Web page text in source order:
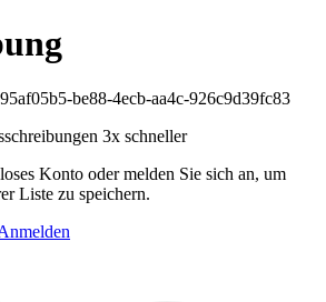
be88-4ecb-aa4c-926c9d39fc83
3x schneller
Konto oder melden Sie sich an, um
Liste zu speichern.